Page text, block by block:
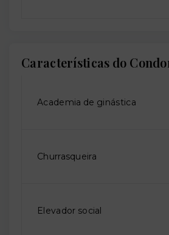
Características do
Academia de ginástica
Churrasqueira
Elevador social